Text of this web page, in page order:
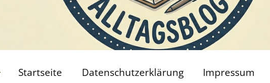
Startseite Datenschutzerklärung Impressum